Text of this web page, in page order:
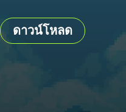
ดาวน์โหลด